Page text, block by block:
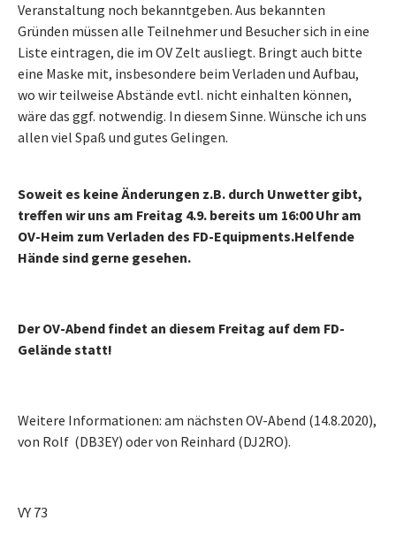
Veranstaltung noch bekanntgeben. Aus bekannten
Gründen müssen alle Teilnehmer und Besucher sich in eine
Liste eintragen, die im OV Zelt ausliegt. Bringt auch bitte
eine Maske mit, insbesondere beim Verladen und Aufbau,
wo wir teilweise Abstände evtl. nicht einhalten können,
wäre das ggf. notwendig. In diesem Sinne. Wünsche ich uns
allen viel Spaß und gutes Gelingen.
Soweit es keine Änderungen z.B. durch Unwetter gibt,
treffen wir uns am Freitag 4.9. bereits um 16:00 Uhr am
OV-Heim zum Verladen des FD-Equipments.Helfende
Hände sind gerne gesehen.
Der OV-Abend findet an diesem Freitag auf dem FD-
Gelände statt!
Weitere Informationen: am nächsten OV-Abend (14.8.2020),
von Rolf (DB3EY) oder von Reinhard (DJ2RO).
VY 73